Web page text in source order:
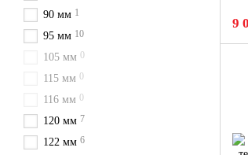
9
90 мм 1
95 мм 10
105 мм 0
115 мм 0
116 мм 0
120 мм 7
122 мм 6